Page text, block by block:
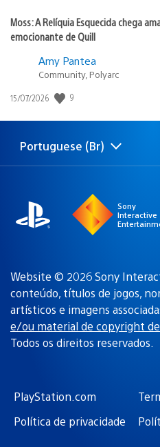
Moss: A Relíquia Esquecida chega
emocionante de Quill
Amy Pantea
Community, Polyarc
Data
publicação:
15/07/2026 9
Selecione
Região
Portuguese (Br)
Sony
Interactive
Website © 2026 Sony
conteúdo, títulos de jogos,
artísticos e imagens
e/ou material de copyright
Todos os direitos reservados.
PlayStation.com
Política de privacidade